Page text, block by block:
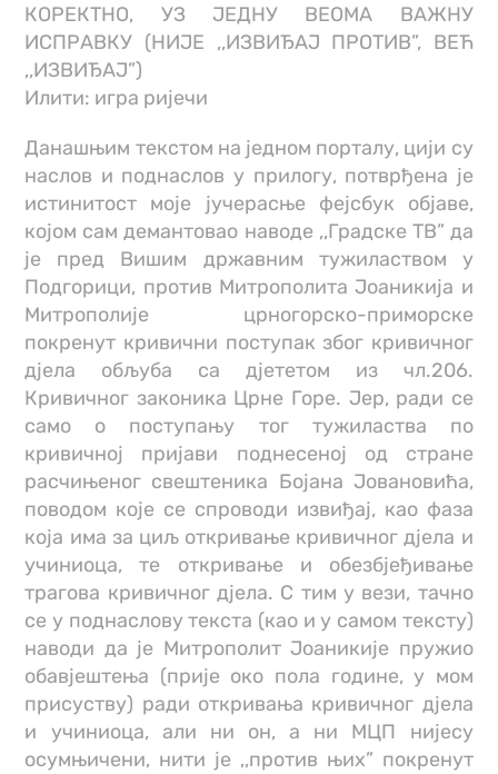
КОРЕКТНО, УЗ ЈЕДНУ ВЕОМА ВАЖНУ
ИСПРАВКУ (НИЈЕ ,,ИЗВИЂАЈ ПРОТИВ”, ВЕЋ
,,ИЗВИЂАЈ”)
Илити: игра ријечи
Данашњим текстом на једном порталу, цији су
наслов и поднаслов у прилогу, потврђена је
истинитост моје јучерасње фејсбук објаве,
којом сам демантовао наводе ,,Градске ТВ” да
је пред Вишим државним тужилаством у
Подгорици, против Митрополита Јоаникија и
Митрополије црногорско-приморске
покренут кривични поступак због кривичног
дјела обљуба са дјететом из чл.206.
Кривичног законика Црне Горе. Јер, ради се
само о поступању тог тужиластва по
кривичној пријави поднесеној од стране
расчињеног свештеника Бојана Јовановића,
поводом које се спроводи извиђај, као фаза
која има за циљ откривање кривичног дјела и
учиниоца, те откривање и обезбјеђивање
трагова кривичног дјела. С тим у вези, тачно
се у поднаслову текста (као и у самом тексту)
наводи да је Митрополит Јоаникије пружио
обавјештења (прије око пола године, у мом
присуству) ради откривања кривичног дјела
и учиниоца, али ни он, а ни МЦП нијесу
осумњичени, нити је ,,против њих” покренут